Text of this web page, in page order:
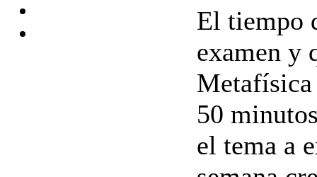
El tiempo
examen y
Metafísica
50
el tema a